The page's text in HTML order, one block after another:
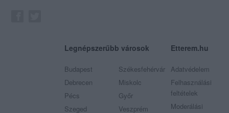
Legnépszerűbb városok
Budapest
Debrecen
Pécs
Szeged
Székesfehérvár
Miskolc
Győr
Veszprém
Etterem.hu
Adatvédelem
Felhasználási
feltételek
Moderálási